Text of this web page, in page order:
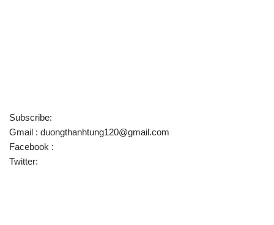
Subscribe:
Gmail : duongthanhtung120@gmail.com
Facebook :
Twitter: